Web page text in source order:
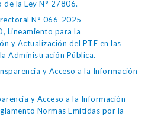
de la Ley N° 27806.
N° 066-2025-
Lineamiento para la
y Actualización del PTE en las
Administración Pública.
y Acceso a la Información
y Acceso a la Información
Normas Emitidas por la